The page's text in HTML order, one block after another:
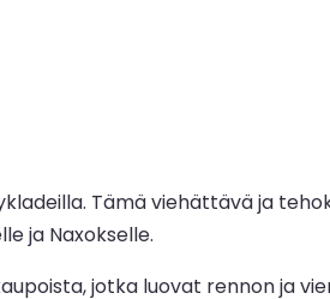
Tämä viehättävä ja
ja Naxokselle.
jotka luovat rennon ja